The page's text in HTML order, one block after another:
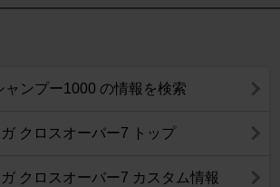
ャンプー1000 の情報を検索
クロスオーバー7 トップ
クロスオーバー7 カスタム情報